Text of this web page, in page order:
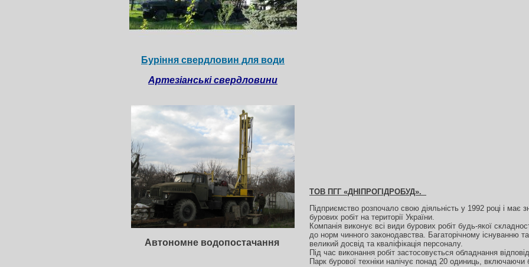
ТОВ ПГГ «ДНІПРОГІДРОБУД».
Підприємство розпочало свою діяльність у 1992 році і має
бурових робіт на території України.
Компанія виконує всі види бурових робіт будь-якої
до норм чинного законодавства. Багаторічному існуванню
великий досвід та кваліфікація персоналу.
Під час виконання робіт застосовується обладнання
Парк бурової техніки налічує понад 20 одиниць, включаючи
Буріння свердловин для води
Артезіанські свердловини
Автономне водопостачання